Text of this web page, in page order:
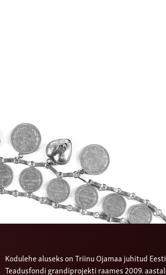
Kodulehe aluseks on Triinu Ojamaa juhitud Eesti
Teadusfondi grandiprojekti raames 2009. aastal